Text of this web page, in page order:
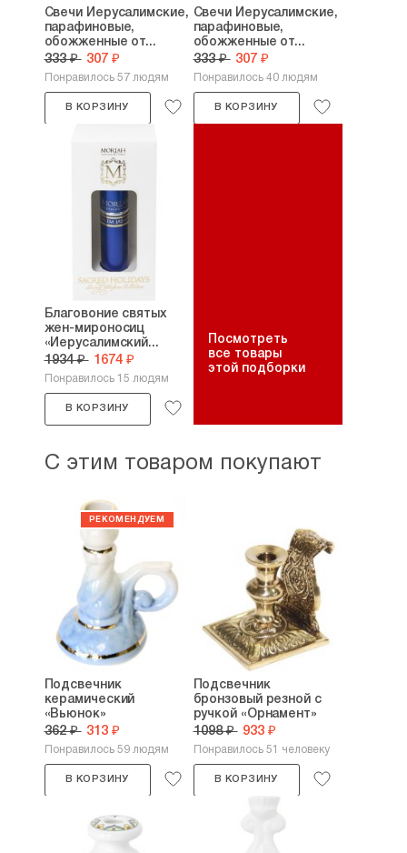
Свечи Иерусалимские,
парафиновые,
обожженные от...
333 ₽ 307 ₽
Понравилось 57 людям
В КОРЗИНУ
Свечи Иерусалимские,
парафиновые,
обожженные от...
333 ₽ 307 ₽
Понравилось 40 людям
В КОРЗИНУ
Благовоние святых
жен-мироносиц
«Иерусалимский...
1934 ₽ 1674 ₽
Понравилось 15 людям
В КОРЗИНУ
Посмотреть
все товары
этой подборки
С этим товаром покупают
Подсвечник
керамический
«Вьюнок»
362 ₽ 313 ₽
Понравилось 59 людям
В КОРЗИНУ
Подсвечник
бронзовый резной с
ручкой «Орнамент»
1098 ₽ 933 ₽
Понравилось 51 человеку
В КОРЗИНУ